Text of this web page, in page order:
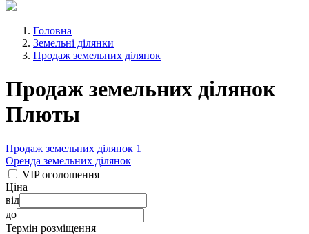
Головна
Земельні ділянки
Продаж земельних ділянок
Продаж земельних ділянок
Плюты
Продаж земельних ділянок 1
Оренда земельних ділянок
VIP оголошення
Ціна
від
до
Термін розміщення